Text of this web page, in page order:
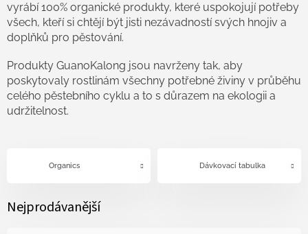
vyrábí 100% organické produkty, které uspokojují potřeby
všech, kteří si chtějí být jisti nezávadností svých hnojiv a
doplňků pro pěstování.
Produkty GuanoKalong jsou navrženy tak, aby
poskytovaly rostlinám všechny potřebné živiny v průběhu
celého pěstebního cyklu a to s důrazem na ekologii a
udržitelnost.
Organics Dávkovací tabulka
Nejprodávanější